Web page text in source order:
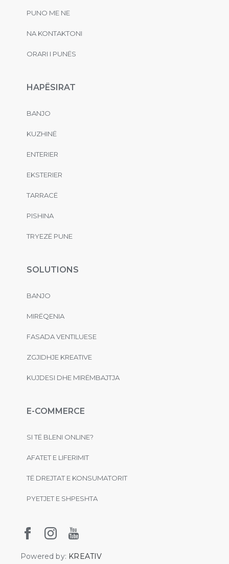
PUNO ME NE
NA KONTAKTONI
ORARI I PUNËS
HAPËSIRAT
BANJO
KUZHINË
ENTERIER
EKSTERIER
TARRACË
PISHINA
TRYEZË PUNE
SOLUTIONS
BANJO
MIRËQENIA
FASADA VENTILUESE
ZGJIDHJE KREATIVE
KUJDESI DHE MIRËMBAJTJA
E-COMMERCE
SI TË BLENI ONLINE?
AFATET E LIFERIMIT
TË DREJTAT E KONSUMATORIT
PYETJET E SHPESHTA
Powered by: KREATIV